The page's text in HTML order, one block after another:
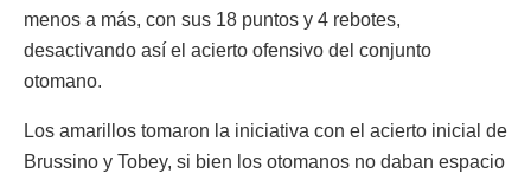
menos a más, con sus 18 puntos y 4 rebotes,
desactivando así el acierto ofensivo del conjunto
otomano.
Los amarillos tomaron la iniciativa con el acierto inicial de
Brussino y Tobey, si bien los otomanos no daban espacio